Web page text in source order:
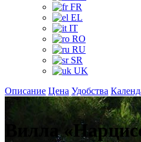
FR
EL
IT
RO
RU
SR
UK
Описание Цена Удобства
+
Вилла